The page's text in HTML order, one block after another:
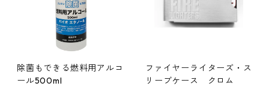
除菌もできる燃料用アルコ
ール500ml
ファイヤーライターズ・ス
リーブケース クロム